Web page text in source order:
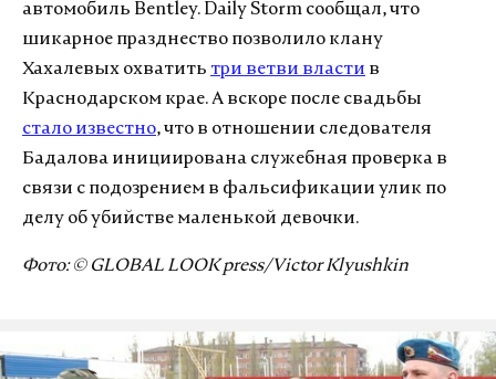
автомобиль Bentley. Daily Storm сообщал, что
шикарное празднество позволило клану
Хахалевых охватить три ветви власти в
Краснодарском крае. А вскоре после свадьбы
стало известно, что в отношении следователя
Бадалова инициирована служебная проверка в
связи с подозрением в фальсификации улик по
делу об убийстве маленькой девочки.
Фото: © GLOBAL LOOK press/Victor Klyushkin